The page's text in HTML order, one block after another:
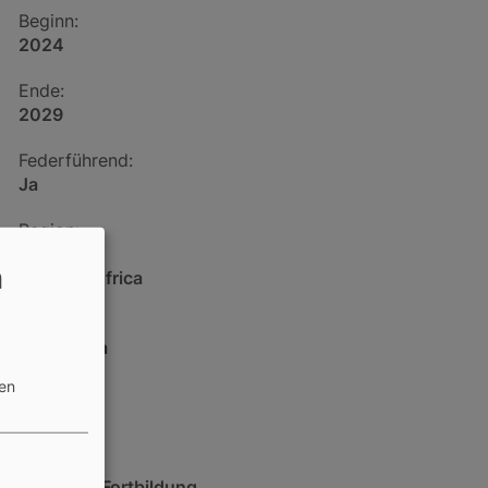
Beginn:
2024
Ende:
2029
Federführend:
Ja
Region:
Western Africa
Mauritania